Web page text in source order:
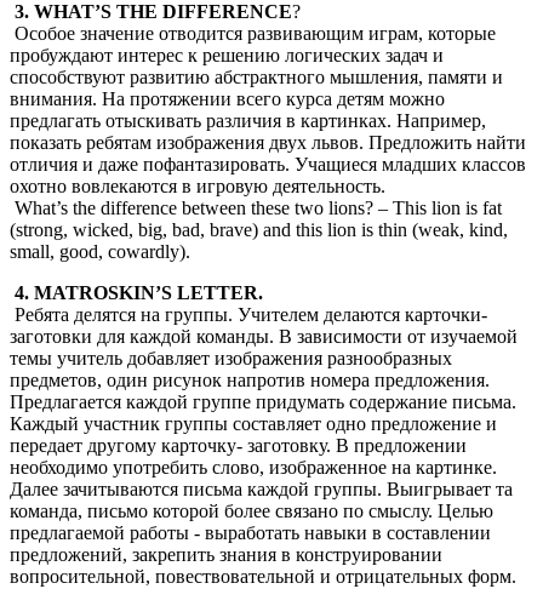
3. WHAT’S THE DIFFERENCE?
Особое значение отводится развивающим играм, которые
пробуждают интерес к решению логических задач и
способствуют развитию абстрактного мышления, памяти и
внимания. На протяжении всего курса детям можно
предлагать отыскивать различия в картинках. Например,
показать ребятам изображения двух львов. Предложить найти
отличия и даже пофантазировать. Учащиеся младших классов
охотно вовлекаются в игровую деятельность.
What’s the difference between these two lions? – This lion is fat
(strong, wicked, big, bad, brave) and this lion is thin (weak, kind,
small, good, cowardly).
4. MATROSKIN’S LETTER.
Ребята делятся на группы. Учителем делаются карточки-
заготовки для каждой команды. В зависимости от изучаемой
темы учитель добавляет изображения разнообразных
предметов, один рисунок напротив номера предложения.
Предлагается каждой группе придумать содержание письма.
Каждый участник группы составляет одно предложение и
передает другому карточку- заготовку. В предложении
необходимо употребить слово, изображенное на картинке.
Далее зачитываются письма каждой группы. Выигрывает та
команда, письмо которой более связано по смыслу. Целью
предлагаемой работы - выработать навыки в составлении
предложений, закрепить знания в конструировании
вопросительной, повествовательной и отрицательных форм.